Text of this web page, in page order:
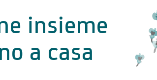
insieme
a casa